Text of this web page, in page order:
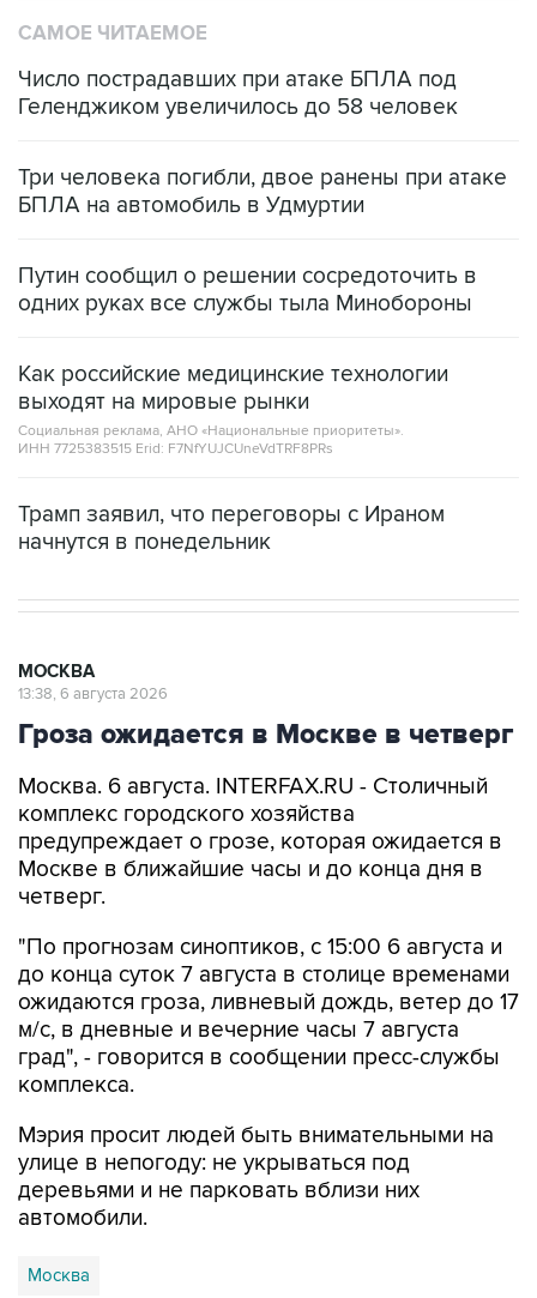
САМОЕ ЧИТАЕМОЕ
Число пострадавших при атаке БПЛА под
Геленджиком увеличилось до 58 человек
Три человека погибли, двое ранены при атаке
БПЛА на автомобиль в Удмуртии
Путин сообщил о решении сосредоточить в
одних руках все службы тыла Минобороны
Как российские медицинские технологии
выходят на мировые рынки
Социальная реклама, АНО «Национальные приоритеты».
ИНН 7725383515 Erid: F7NfYUJCUneVdTRF8PRs
Трамп заявил, что переговоры с Ираном
начнутся в понедельник
МОСКВА
13:38, 6 августа 2026
Гроза ожидается в Москве в четверг
Москва. 6 августа. INTERFAX.RU - Столичный
комплекс городского хозяйства
предупреждает о грозе, которая ожидается в
Москве в ближайшие часы и до конца дня в
четверг.
"По прогнозам синоптиков, с 15:00 6 августа и
до конца суток 7 августа в столице временами
ожидаются гроза, ливневый дождь, ветер до 17
м/с, в дневные и вечерние часы 7 августа
град", - говорится в сообщении пресс-службы
комплекса.
Мэрия просит людей быть внимательными на
улице в непогоду: не укрываться под
деревьями и не парковать вблизи них
автомобили.
Москва